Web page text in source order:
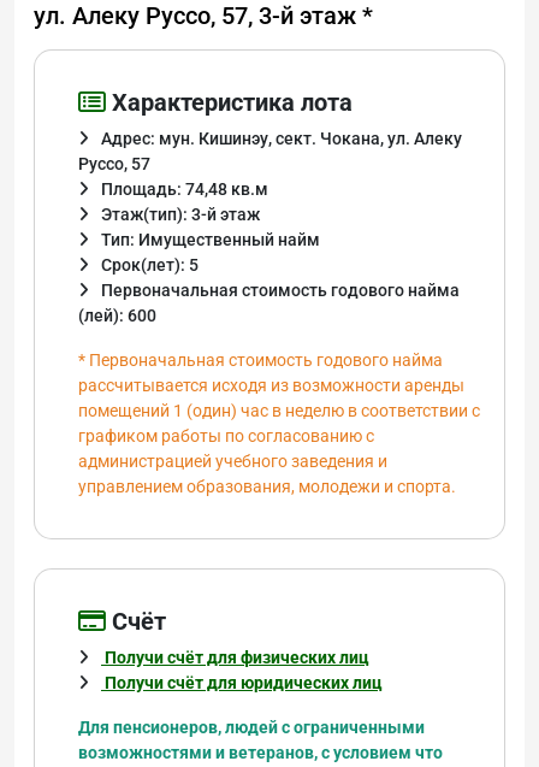
ул. Алеку Руссо, 57, 3-й этаж *
Характеристика лота
Адрес: мун. Кишинэу, сект. Чокана, ул. Алеку
Руссо, 57
Площадь: 74,48 кв.м
Этаж(тип): 3-й этаж
Тип: Имущественный найм
Срок(лет): 5
Первоначальная стоимость годового найма
(лей): 600
* Первоначальная стоимость годового найма
рассчитывается исходя из возможности аренды
помещений 1 (один) час в неделю в соответствии с
графиком работы по согласованию с
администрацией учебного заведения и
управлением образования, молодежи и спорта.
Cчёт
Получи счёт для физических лиц
Получи счёт для юридических лиц
Для пенсионеров, людей с ограниченными
возможностями и ветеранов, с условием что